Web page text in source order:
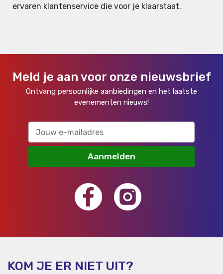
ervaren klantenservice die voor je klaarstaat.
Meld je aan voor onze nieuwsbrief
Ontvang persoonlijke aanbiedingen en het laatste
evenementen nieuws!
Aanmelden
KOM JE ER NIET UIT?